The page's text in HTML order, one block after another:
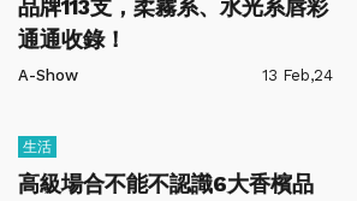
品牌113支，柔霧系、水光系唇彩
通通收錄！
A-Show 13 Feb,24
生活
高級場合不能不認識6大香檳品